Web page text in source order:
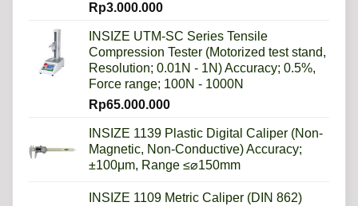
Rp3.000.000
INSIZE UTM-SC Series Tensile
Compression Tester (Motorized test stand,
Resolution; 0.01N - 1N) Accuracy; 0.5%,
Force range; 100N - 1000N
Rp65.000.000
INSIZE 1139 Plastic Digital Caliper (Non-
Magnetic, Non-Conductive) Accuracy;
±100μm, Range ≤⌀150mm
INSIZE 1109 Metric Caliper (DIN 862)